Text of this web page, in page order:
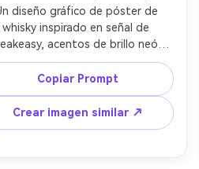
diseño gráfico de póster de
whisky inspirado en señal de
acentos de brillo neón
del encabezado, negros
profundos con reflejos ámbar,
overlay sutil de humo, letras
audaces, márgenes
para impresión, mostrado
lente 35mm, escena de baja luz
Copiar Prompt
Crear imagen similar ↗